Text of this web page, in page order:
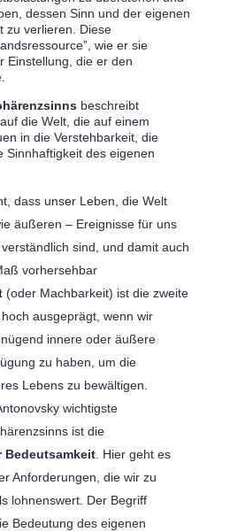
dessen Sinn und der eigenen
zu verlieren. Diese
wie er sie
Einstellung, die er den
beschreibt
die Welt, die auf einem
in die Verstehbarkeit, die
Sinnhaftigkeit des eigenen
dass unser Leben, die Welt
äußeren ‒ Ereignisse für uns
sind, und damit auch
vorhersehbar
(oder Machbarkeit) ist die zweite
ausgeprägt, wenn wir
innere oder äußere
zu haben, um die
Lebens zu bewältigen.
wichtigste
ist die
. Hier geht es
Anforderungen, die wir zu
lohnenswert. Der Begriff
Bedeutung des eigenen